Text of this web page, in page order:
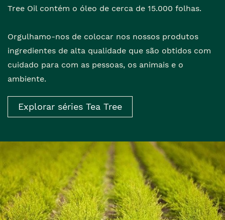
Tree Oil contém o óleo de cerca de 15.000 folhas.
Orgulhamo-nos de colocar nos nossos produtos
ingredientes de alta qualidade que são obtidos com
cuidado para com as pessoas, os animais e o
ambiente.
Explorar séries Tea Tree